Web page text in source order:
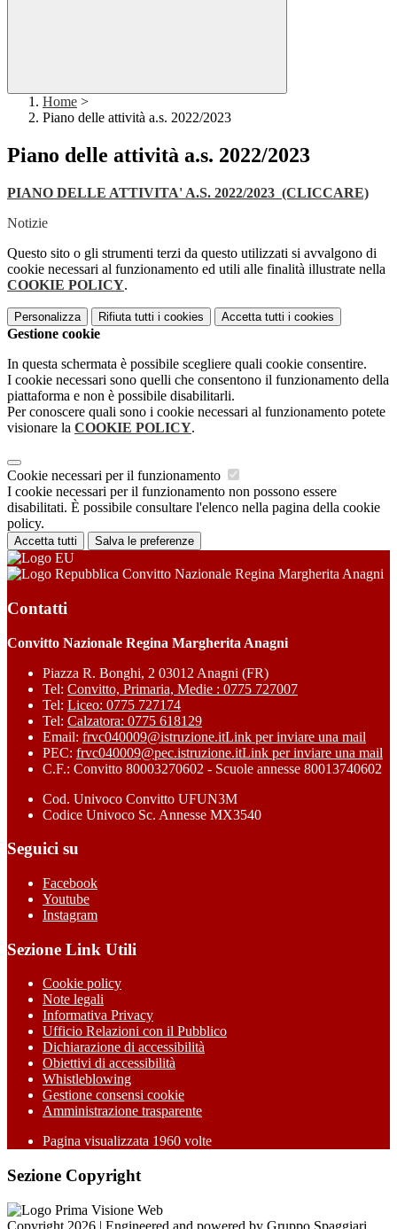
Home >
Piano delle attività a.s. 2022/2023
Piano delle attività a.s. 2022/2023
PIANO DELLE ATTIVITA' A.S. 2022/2023 (CLICCARE)
Notizie
Questo sito o gli strumenti terzi da questo utilizzati si avvalgono di
cookie necessari al funzionamento ed utili alle finalità illustrate nella
COOKIE POLICY.
Personalizza Rifiuta tutti i cookies Accetta tutti i cookies
Gestione cookie
In questa schermata è possibile scegliere quali cookie consentire.
I cookie necessari sono quelli che consentono il funzionamento della
piattaforma e non è possibile disabilitarli.
Per conoscere quali sono i cookie necessari al funzionamento potete
visionare la COOKIE POLICY.
Cookie necessari per il funzionamento
I cookie necessari per il funzionamento non possono essere
disabilitati. È possibile consultare l'elenco nella pagina della cookie
policy.
Accetta tutti Salva le preferenze
Convitto Nazionale Regina Margherita Anagni
Contatti
Convitto Nazionale Regina Margherita Anagni
Piazza R. Bonghi, 2 03012 Anagni (FR)
Tel: Convitto, Primaria, Medie : 0775 727007
Tel: Liceo: 0775 727174
Tel: Calzatora: 0775 618129
Email: frvc040009@istruzione.itLink per inviare una mail
PEC: frvc040009@pec.istruzione.itLink per inviare una mail
C.F.: Convitto 80003270602 - Scuole annesse 80013740602
Cod. Univoco Convitto UFUN3M
Codice Univoco Sc. Annesse MX3540
Seguici su
Facebook
Youtube
Instagram
Sezione Link Utili
Cookie policy
Note legali
Informativa Privacy
Ufficio Relazioni con il Pubblico
Dichiarazione di accessibilità
Obiettivi di accessibilità
Whistleblowing
Gestione consensi cookie
Amministrazione trasparente
Pagina visualizzata 1960 volte
Sezione Copyright
Copyright 2026 | Engineered and powered by Gruppo Spaggiari